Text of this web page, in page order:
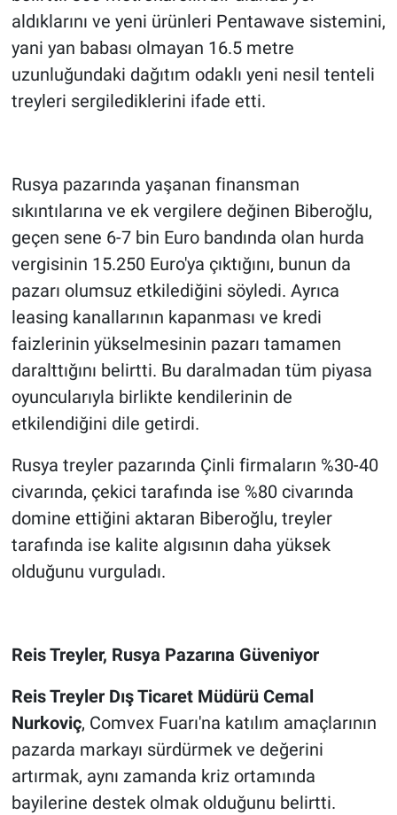
aldıklarını ve yeni ürünleri Pentawave sistemini,
yani yan babası olmayan 16.5 metre
uzunluğundaki dağıtım odaklı yeni nesil tenteli
treyleri sergilediklerini ifade etti.
Rusya pazarında yaşanan finansman
sıkıntılarına ve ek vergilere değinen Biberoğlu,
geçen sene 6-7 bin Euro bandında olan hurda
vergisinin 15.250 Euro'ya çıktığını, bunun da
pazarı olumsuz etkilediğini söyledi. Ayrıca
leasing kanallarının kapanması ve kredi
faizlerinin yükselmesinin pazarı tamamen
daralttığını belirtti. Bu daralmadan tüm piyasa
oyuncularıyla birlikte kendilerinin de
etkilendiğini dile getirdi.
Rusya treyler pazarında Çinli firmaların %30-40
civarında, çekici tarafında ise %80 civarında
domine ettiğini aktaran Biberoğlu, treyler
tarafında ise kalite algısının daha yüksek
olduğunu vurguladı.
Reis Treyler, Rusya Pazarına Güveniyor
Reis Treyler Dış Ticaret Müdürü Cemal
Nurkoviç, Comvex Fuarı'na katılım amaçlarının
pazarda markayı sürdürmek ve değerini
artırmak, aynı zamanda kriz ortamında
bayilerine destek olmak olduğunu belirtti.